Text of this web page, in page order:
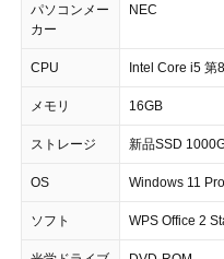
パソコンメー
カー
NEC
CPU Intel Core i5 第
メモリ 16GB
ストレージ 新品SSD
OS Windows 11
ソフト WPS Office 2